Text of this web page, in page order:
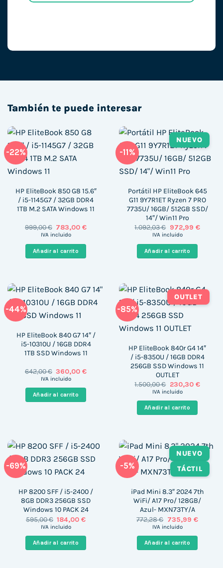
También te puede interesar
-22%
HP EliteBook 850 G8 15.6″
/ i5-1145G7 / 32GB DDR4
1TB M.2 SATA Windows 11
999,00€ El
precio
era:
999,00 €.
783,00€El
IVA incluido
Añadir al carrito
-11%
NUEVO
Portátil HP EliteBook 645
G11 9Y7R1ET Ryzen 7 PRO
7735U/ 16GB/ 512GB SSD/
14″/ Win11 Pro
1.092,03€ El
precio
era:
1.092,03 €.
972,99 €El
IVA incluido
Añadir al carrito
-44%
HP EliteBook 840 G7 14″ /
i5-10310U / 16GB DDR4
1TB SSD Windows 11
642,00€ El
precio
era:
642,00 €.
360,00€El
IVA incluido
Añadir al carrito
-85%
OUTLET
HP EliteBook 840r G4 14″
/ i5-8350U / 16GB DDR4
256GB SSD Windows 11
OUTLET
1.500,00€ El
precio
era:
1.500,00 €.
230,30 €El
IVA incluido
Añadir al carrito
-69%
HP 8200 SFF / i5-2400 /
8GB DDR3 256GB SSD
Windows 10 PACK 24
595,00€ El
precio
era:
595,00 €.
184,00€El
es:
184,00 €.
IVA incluido
Añadir al carrito
-5%
NUEVO
TÁCTIL
iPad Mini 8.3″ 2024 7th
WiFi/ A17 Pro/ 128GB/
Azul- MXN73TY/A
772,28€ El
precio
era:
772,28 €.
735,99 €El
es:
735,99
IVA incluido
Añadir al carrito